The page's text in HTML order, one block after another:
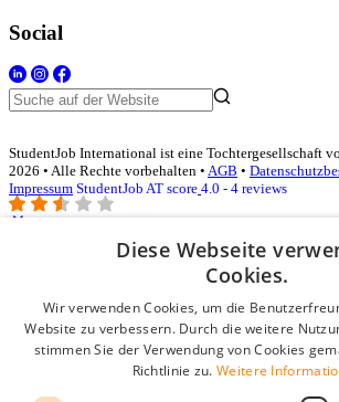
Social
StudentJob International ist eine Tochtergesellschaft
2026 • Alle Rechte vorbehalten • AGB •
Impressum StudentJob AT score 4.0 - 4 reviews
Login für Unternehmen
E-Mail*
Passwort
Angemeldet bleiben
Diese Webseite
Cookies.
Wir verwenden Cookies, um die
Website zu verbessern. Durch die weitere
stimmen Sie der Verwendung von Cookies
Richtlinie zu. Weitere